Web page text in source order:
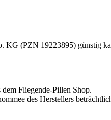
(PZN 19223895) günstig
Fliegende-Pillen Shop.
des Herstellers